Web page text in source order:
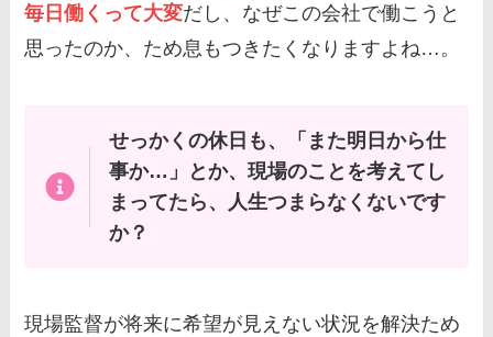
毎日働くって大変だし、なぜこの会社で働こうと
思ったのか、ため息もつきたくなりますよね…。
せっかくの休日も、「また明日から仕
事か…」とか、現場のことを考えてし
まってたら、人生つまらなくないです
か？
現場監督が将来に希望が見えない状況を解決ため